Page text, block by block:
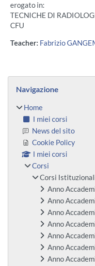
erogato in:
TECNICHE DI
CFU
Teacher: Fabrizio
Blocchi
Navigazione
Home
I miei corsi
News del sito
Cookie Policy
I miei corsi
Corsi
Corsi
Anno
Anno
Anno
Anno
Anno
Anno
Anno